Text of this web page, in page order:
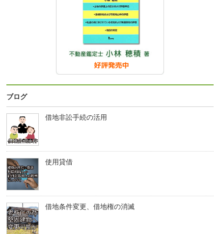
ブログ
借地非訟手続の活用
使用貸借
借地条件変更、借地権の消滅